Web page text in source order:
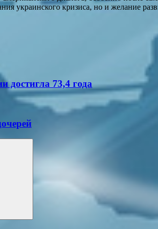
украинского кризиса, но и желание
достигла 73,4 года